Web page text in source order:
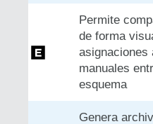
Permite
de forma
asignaciones
manuales
esquema
Genera